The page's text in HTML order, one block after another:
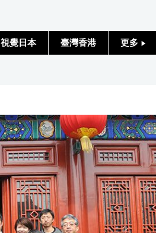
視覺日本 臺灣香港 更多
政治外交
社會
財經
文化